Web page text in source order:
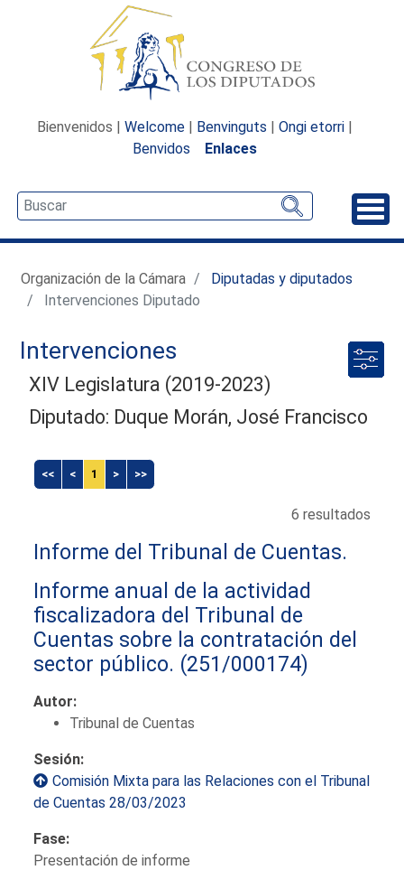
Bienvenidos | Welcome | Benvinguts | Ongi etorri |
Benvidos
Enlaces
Organización de la Cámara
Diputadas y diputados
Intervenciones Diputado
Intervenciones
XIV Legislatura (2019-2023)
Diputado: Duque Morán, José Francisco
<< < 1 > >>
6 resultados
Informe del Tribunal de Cuentas.
Informe anual de la actividad
fiscalizadora del Tribunal de
Cuentas sobre la contratación del
sector público. (251/000174)
Autor:
Tribunal de Cuentas
Sesión:
Comisión Mixta para las Relaciones con el Tribunal
de Cuentas 28/03/2023
Fase:
Presentación de informe